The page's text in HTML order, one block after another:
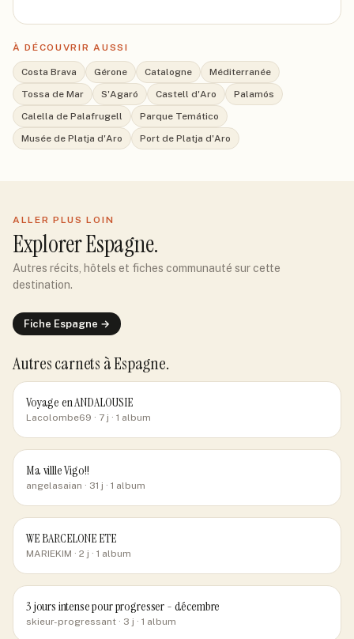
À DÉCOUVRIR AUSSI
Costa Brava Gérone Catalogne
Méditerranée
Tossa de Mar
S'Agaró Castell d'Aro
Palamós
Calella de Palafrugell
Parque Temático
Musée de Platja d'Aro
Port de Platja d'Aro
ALLER PLUS LOIN
ExplorerEspagne.
Autres récits, hôtels et fiches communauté sur cette
destination.
Fiche Espagne →
Autres carnets à Espagne.
Voyage en ANDALOUSIE
Lacolombe69 · 7 j · 1 album
Ma villle Vigo!!
angelasaian · 31 j · 1 album
WE BARCELONE ETE
MARIEKIM · 2 j · 1 album
3 jours intense pour progresser - décembre
skieur-progressant · 3 j · 1 album